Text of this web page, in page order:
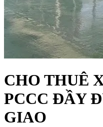
CHO THUÊ
PCCC ĐẦY
GIAO